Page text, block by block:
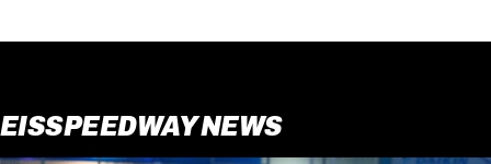
EISSPEEDWAY NEWS